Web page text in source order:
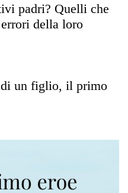
padri? Quelli che
della loro
un figlio, il primo